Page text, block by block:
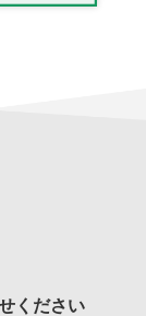
ください